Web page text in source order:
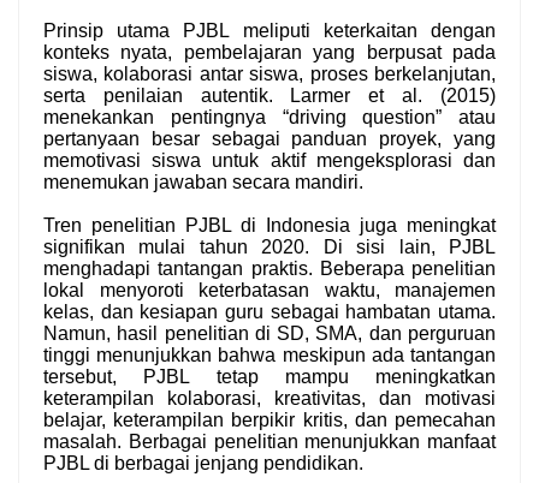
Prinsip utama PJBL meliputi keterkaitan dengan
konteks nyata, pembelajaran yang berpusat pada
siswa, kolaborasi antar siswa, proses berkelanjutan,
serta penilaian autentik. Larmer et al. (2015)
menekankan pentingnya “driving question” atau
pertanyaan besar sebagai panduan proyek, yang
memotivasi siswa untuk aktif mengeksplorasi dan
menemukan jawaban secara mandiri.
Tren penelitian PJBL di Indonesia juga meningkat
signifikan mulai tahun 2020. Di sisi lain, PJBL
menghadapi tantangan praktis. Beberapa penelitian
lokal menyoroti keterbatasan waktu, manajemen
kelas, dan kesiapan guru sebagai hambatan utama.
Namun, hasil penelitian di SD, SMA, dan perguruan
tinggi menunjukkan bahwa meskipun ada tantangan
tersebut, PJBL tetap mampu meningkatkan
keterampilan kolaborasi, kreativitas, dan motivasi
belajar, keterampilan berpikir kritis, dan pemecahan
masalah. Berbagai penelitian menunjukkan manfaat
PJBL di berbagai jenjang pendidikan.